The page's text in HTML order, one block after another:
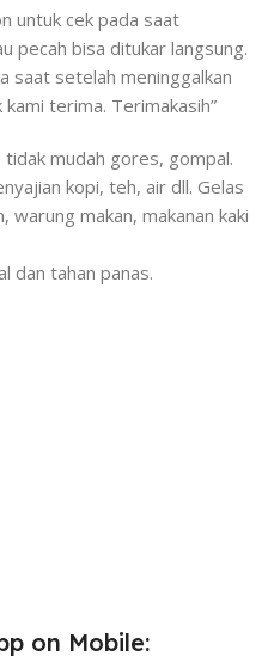
untuk cek pada saat
pecah bisa ditukar langsung.
saat setelah meninggalkan
terima. Terimakasih”
mudah gores, gompal.
kopi, teh, air dll. Gelas
warung makan, makanan kaki
dan tahan panas.
on Mobile: